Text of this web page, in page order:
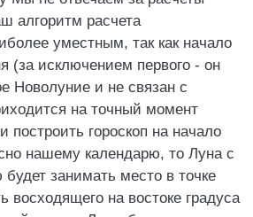
алгоритм расчета
уместным, так как начало
(за исключением первого - он
Новолуние и не связан с
на точный момент
построить гороскоп на начало
нашему календарю, то Луна с
занимать место в точке
восходящего на востоке градуса